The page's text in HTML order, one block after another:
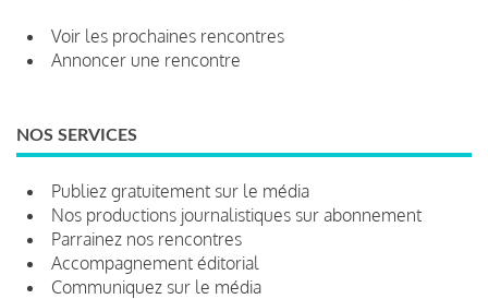
Voir les prochaines rencontres
Annoncer une rencontre
NOS SERVICES
Publiez gratuitement sur le média
Nos productions journalistiques sur abonnement
Parrainez nos rencontres
Accompagnement éditorial
Communiquez sur le média